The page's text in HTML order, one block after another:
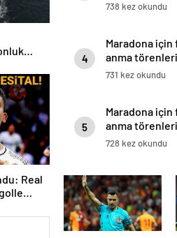
Real
738 kez okundu
4
Maradona için
anma
731 kez okundu
5
Maradona için
anma
728 kez okundu